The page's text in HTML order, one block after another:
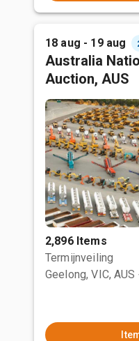
18 aug - 19 aug
Australia
Auction, AUS
2,896 Items
Termijnveiling
Geelong, VIC, AUS